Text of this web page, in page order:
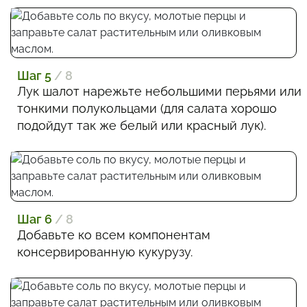
Шаг 5 / 8
Лук шалот нарежьте небольшими перьями или
тонкими полукольцами (для салата хорошо
подойдут так же белый или красный лук).
Шаг 6 / 8
Добавьте ко всем компонентам
консервированную кукурузу.